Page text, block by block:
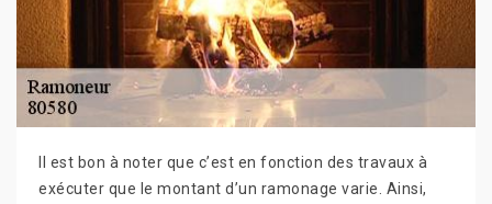
Il est bon à noter que c’est en fonction des travaux à
exécuter que le montant d’un ramonage varie. Ainsi,